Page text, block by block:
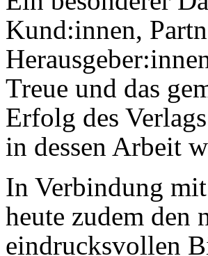
Kund:innen,
Treue und das
Erfolg des
in dessen Arbeit
In Verbindung
heute zudem den
eindrucksvollen